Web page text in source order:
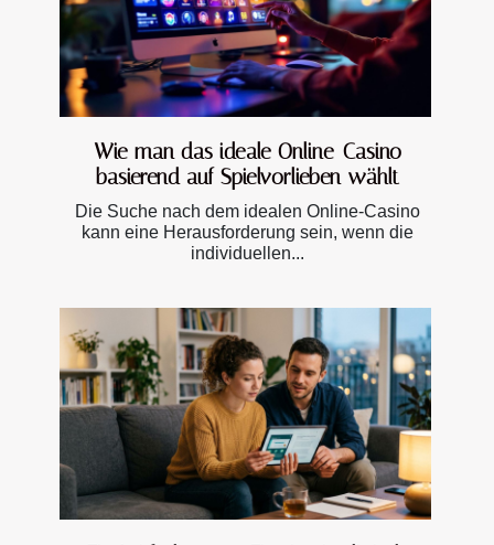
Wie man das ideale Online-Casino
basierend auf Spielvorlieben wählt
Die Suche nach dem idealen Online-Casino
kann eine Herausforderung sein, wenn die
individuellen...